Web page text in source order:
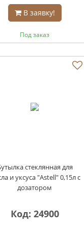
В заявку!
Под заказ
стеклянная для
и уксуса "Astell" 0,15л с
дозатором
Код: 24900